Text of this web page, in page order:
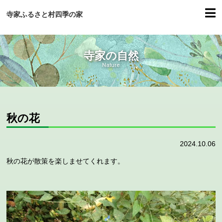
寺家ふるさと村四季の家
寺家の自然
Nature
秋の花
2024.10.06
秋の花が散策を楽しませてくれます。